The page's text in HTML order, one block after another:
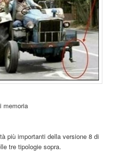
memoria
più importanti della versione 8 di
tre tipologie sopra.